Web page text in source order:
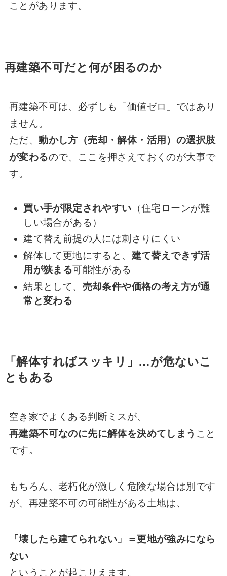
ことがあります。
再建築不可だと何が困るのか
再建築不可は、必ずしも「価値ゼロ」ではあり
ません。
ただ、動かし方（売却・解体・活用）の選択肢
が変わるので、ここを押さえておくのが大事で
す。
買い手が限定されやすい （住宅ローンが難
しい場合がある）
建て替え前提の人には刺さりにくい
解体して更地にすると、 建て替えできず活
用が狭まる可能性がある
結果として、 売却条件や価格の考え方が通
常と変わる
「解体すればスッキリ」…が危ないこ
ともある
空き家でよくある判断ミスが、
再建築不可なのに先に解体を決めてしまう こと
です。
もちろん、老朽化が激しく危険な場合は別です
が、再建築不可の可能性がある土地は、
「壊したら建てられない」＝更地が強みになら
ない
ということが起こりえます。